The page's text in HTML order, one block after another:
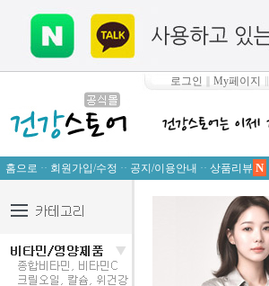
로그인 My페이지
홈으로 ·· 회원가입/수정 ·· 공지/이용안내 ·· 상품리뷰 N